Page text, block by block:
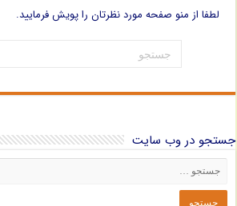
لطفا از منو صفحه مورد نظرتان را پویش فرمایید.
جستجو در وب سایت